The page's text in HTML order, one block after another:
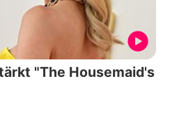
"The Housemaid's